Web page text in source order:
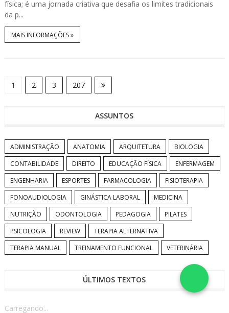
física; é uma jornada criativa que desafia os limites tradicionais
da p...
MAIS INFORMAÇÕES »
1 2 3 207
ASSUNTOS
ADMINISTRAÇÃO ANATOMIA ARQUITETURA
BIOLOGIA
CONTABILIDADE
DIREITO EDUCAÇÃO FÍSICA
ENFERMAGEM
ENGENHARIA
ESPORTES FARMACOLOGIA
FISIOTERAPIA
FONOAUDIOLOGIA
GINÁSTICA LABORAL
MEDICINA
NUTRIÇÃO
ODONTOLOGIA PEDAGOGIA
PILATES
PSICOLOGIA
REVIEW
TERAPIA ALTERNATIVA
TERAPIA MANUAL
TREINAMENTO FUNCIONAL VETERINÁRIA
ÚLTIMOS TEXTOS
Carregando...